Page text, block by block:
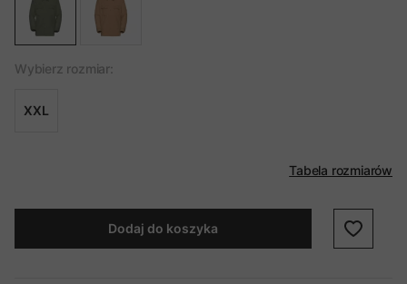
Wybierz rozmiar:
XXL
Tabela rozmiarów
Dodaj do koszyka